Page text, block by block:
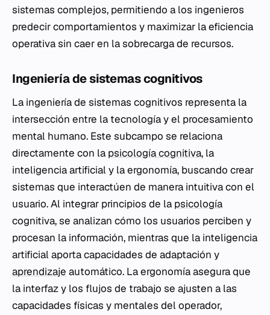
sistemas complejos, permitiendo a los ingenieros
predecir comportamientos y maximizar la eficiencia
operativa sin caer en la sobrecarga de recursos.
Ingeniería de sistemas cognitivos
La ingeniería de sistemas cognitivos representa la
intersección entre la tecnología y el procesamiento
mental humano. Este subcampo se relaciona
directamente con la psicología cognitiva, la
inteligencia artificial y la ergonomía, buscando crear
sistemas que interactúen de manera intuitiva con el
usuario. Al integrar principios de la psicología
cognitiva, se analizan cómo los usuarios perciben y
procesan la información, mientras que la inteligencia
artificial aporta capacidades de adaptación y
aprendizaje automático. La ergonomía asegura que
la interfaz y los flujos de trabajo se ajusten a las
capacidades físicas y mentales del operador,